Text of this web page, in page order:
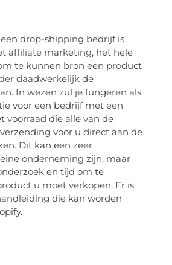
drop-shipping bedrijf is
affiliate marketing, het hele
te kunnen bron een product
daadwerkelijk de
In wezen zul je fungeren als
voor een bedrijf met een
voorraad die alle van de
voor u direct aan de
Dit kan een zeer
onderneming zijn, maar
en tijd om te
u moet verkopen. Er is
die kan worden